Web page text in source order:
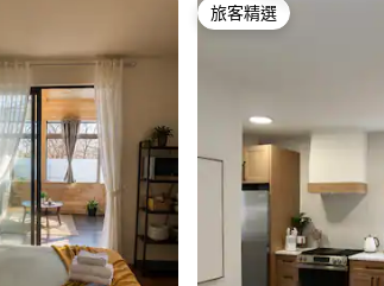
（滿分 5 分）
旅客精選
旅客精選